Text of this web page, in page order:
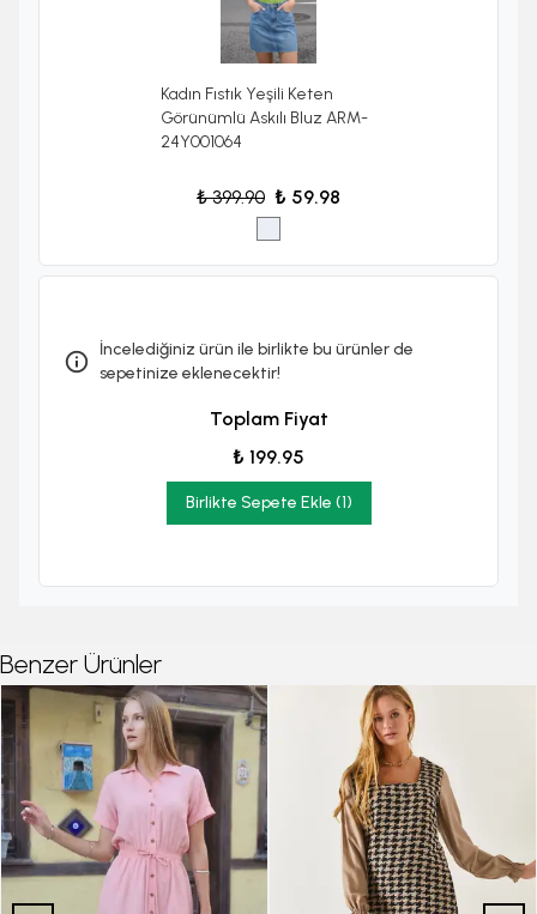
Kadın Fıstık Yeşili Keten
Görünümlü Askılı Bluz ARM-
24Y001064
₺ 399.90 ₺ 59.98
İncelediğiniz ürün ile birlikte bu ürünler de
sepetinize eklenecektir!
Toplam Fiyat
₺ 199.95
Birlikte Sepete Ekle (1)
Benzer Ürünler